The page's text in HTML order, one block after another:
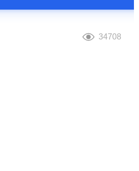
34708